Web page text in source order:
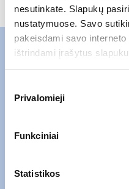
nesutinkate. Slapukų
nustatymuose. Savo
pakeisdami savo
ištrindami įrašytus
pasirinkimas
Privalomieji
Funkciniai
Statistikos